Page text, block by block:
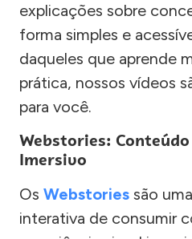
explicações sobre
forma simples e
daqueles que aprende
prática, nossos vídeos
para você.
Webstories:
Imersivo
Os Webstories são
interativa de consumir